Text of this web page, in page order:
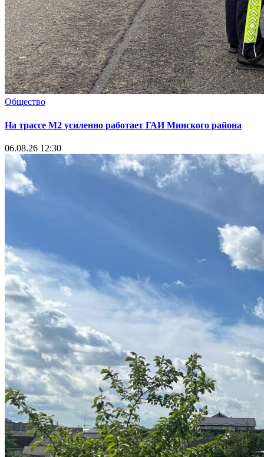
Общество
На трассе М2 усиленно работает ГАИ Минского района
06.08.26 12:30